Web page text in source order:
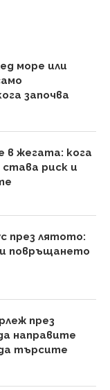
море или
започва
в жегата: кога
риск и
през лятото:
повръщането
през
направите
търсите